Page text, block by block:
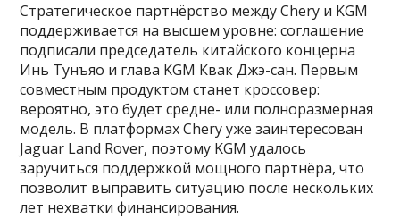
Стратегическое партнёрство между Chery и KGM
поддерживается на высшем уровне: соглашение
подписали председатель китайского концерна
Инь Тунъяо и глава KGM Квак Джэ-сан. Первым
совместным продуктом станет кроссовер:
вероятно, это будет средне- или полноразмерная
модель. В платформах Chery уже заинтересован
Jaguar Land Rover, поэтому KGM удалось
заручиться поддержкой мощного партнёра, что
позволит выправить ситуацию после нескольких
лет нехватки финансирования.